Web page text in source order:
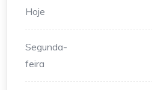
Hoje
Segunda-
feira